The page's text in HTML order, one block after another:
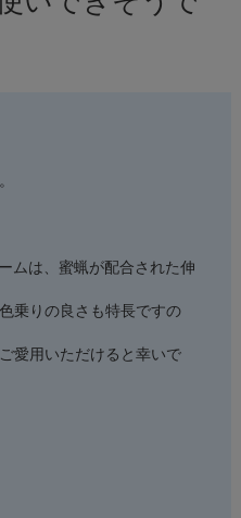
ムは、蜜蝋が配合された伸
乗りの良さも特長ですの
愛用いただけると幸いで